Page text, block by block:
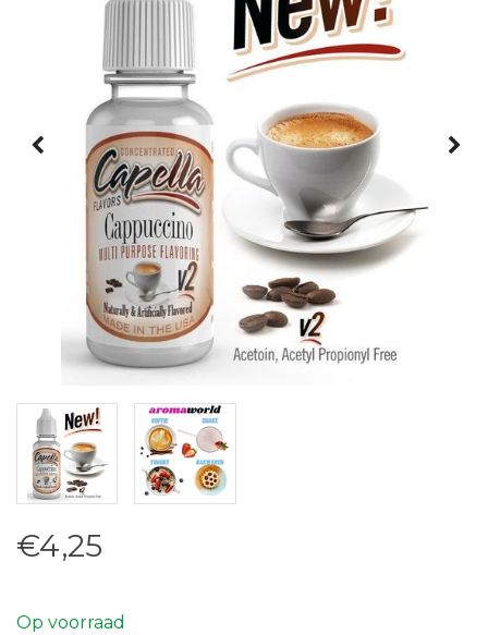
€4,25
Op voorraad